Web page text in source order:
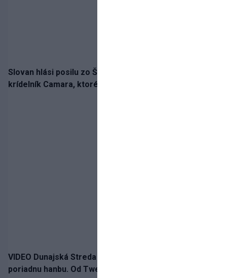
Slovan hlási posilu zo Španielska! Belasých posilní
krídelník Camara, ktorého povedie jeho detský vzor
VIDEO Dunajská Streda si narobila v Holandsku
poriadnu hanbu. Od Twente inkasovala poltucet